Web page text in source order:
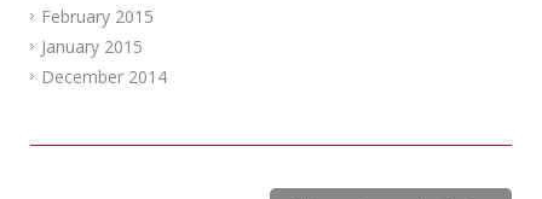
February 2015
January 2015
December 2014